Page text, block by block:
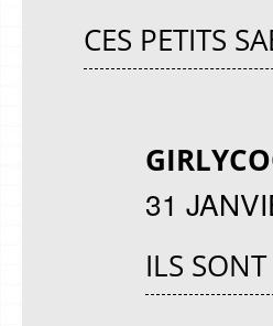
CES PETITS
31
ILS